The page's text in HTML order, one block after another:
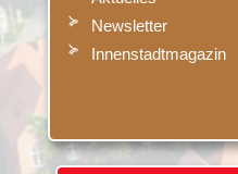
Newsletter
Innenstadtmagazin